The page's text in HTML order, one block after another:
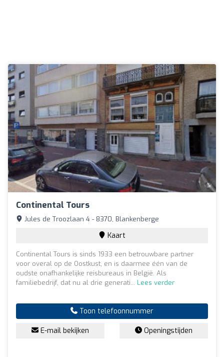
Continental Tours
Jules de Troozlaan 4 - 8370, Blankenberge
Kaart
Continental Tours is sinds 1933 een betrouwbare partner
voor overal op de Oostkust, en is daarmee één van de
oudste onafhankelijke reisbureaus in België. Als
familiebedrijf, dat nu al drie generati... Lees verder
Toon telefoonnummer
E-mail bekijken Openingstijden